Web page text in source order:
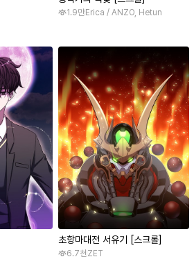
1.9만Erica / ANZO, Hetun
초항마대전 서유기 [스크롤]
6.7천 ZET